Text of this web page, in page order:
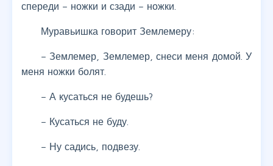
спереди – ножки и сзади – ножки.
Муравьишка говорит Землемеру:
– Землемер, Землемер, снеси меня домой. У
меня ножки болят.
– А кусаться не будешь?
– Кусаться не буду.
– Ну садись, подвезу.